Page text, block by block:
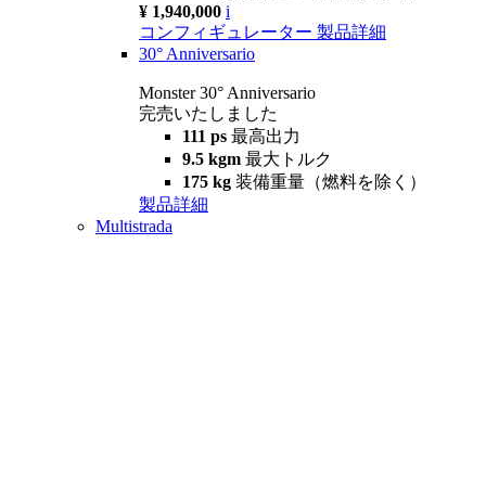
¥ 1,940,000 i
コンフィギュレーター 製品詳細
30° Anniversario
Monster 30° Anniversario
完売いたしました
111 ps 最高出力
9.5 kgm 最大トルク
175 kg 装備重量（燃料を除く）
製品詳細
Multistrada